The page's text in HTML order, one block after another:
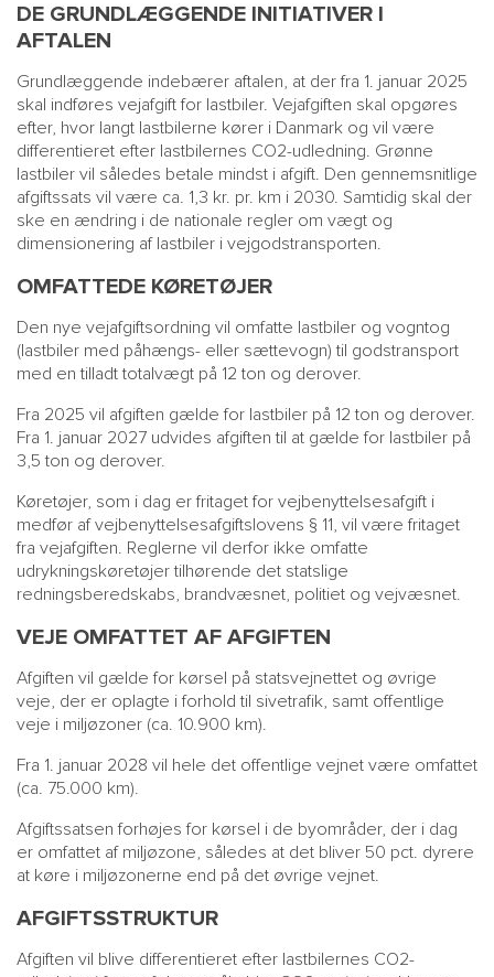
DE GRUNDLÆGGENDE INITIATIVER I
AFTALEN
Grundlæggende indebærer aftalen, at der fra 1. januar 2025
skal indføres vejafgift for lastbiler. Vejafgiften skal opgøres
efter, hvor langt lastbilerne kører i Danmark og vil være
differentieret efter lastbilernes CO2-udledning. Grønne
lastbiler vil således betale mindst i afgift. Den gennemsnitlige
afgiftssats vil være ca. 1,3 kr. pr. km i 2030. Samtidig skal der
ske en ændring i de nationale regler om vægt og
dimensionering af lastbiler i vejgodstransporten.
OMFATTEDE KØRETØJER
Den nye vejafgiftsordning vil omfatte lastbiler og vogntog
(lastbiler med påhængs- eller sættevogn) til godstransport
med en tilladt totalvægt på 12 ton og derover.
Fra 2025 vil afgiften gælde for lastbiler på 12 ton og derover.
Fra 1. januar 2027 udvides afgiften til at gælde for lastbiler på
3,5 ton og derover.
Køretøjer, som i dag er fritaget for vejbenyttelsesafgift i
medfør af vejbenyttelsesafgiftslovens § 11, vil være fritaget
fra vejafgiften. Reglerne vil derfor ikke omfatte
udrykningskøretøjer tilhørende det statslige
redningsberedskabs, brandvæsnet, politiet og vejvæsnet.
VEJE OMFATTET AF AFGIFTEN
Afgiften vil gælde for kørsel på statsvejnettet og øvrige
veje, der er oplagte i forhold til sivetrafik, samt offentlige
veje i miljøzoner (ca. 10.900 km).
Fra 1. januar 2028 vil hele det offentlige vejnet være omfattet
(ca. 75.000 km).
Afgiftssatsen forhøjes for kørsel i de byområder, der i dag
er omfattet af miljøzone, således at det bliver 50 pct. dyrere
at køre i miljøzonerne end på det øvrige vejnet.
AFGIFTSSTRUKTUR
Afgiften vil blive differentieret efter lastbilernes CO2-